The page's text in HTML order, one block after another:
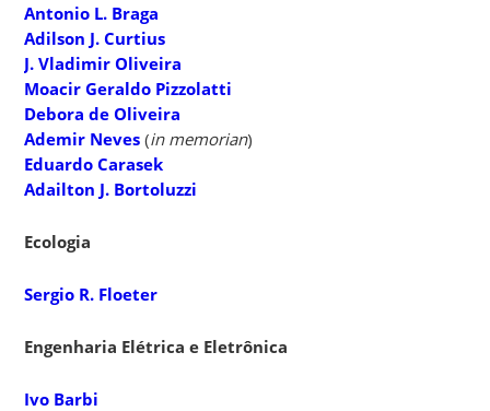
Antonio L. Braga
Adilson J. Curtius
J. Vladimir Oliveira
Moacir Geraldo Pizzolatti
Debora de Oliveira
Ademir Neves (in memorian)
Eduardo Carasek
Adailton J. Bortoluzzi
Ecologia
Sergio R. Floeter
Engenharia Elétrica e Eletrônica
Ivo Barbi